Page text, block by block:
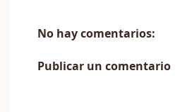
No hay comentarios:
Publicar un comentario